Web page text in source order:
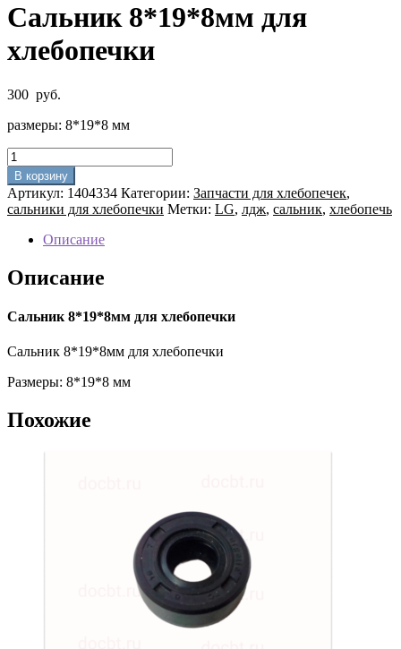
Сальник 8*19*8мм для
хлебопечки
300 руб.
размеры: 8*19*8 мм
Количество
товара
Сальник
8*19*8мм
для
хлебопечки
В корзину
Артикул: 1404334 Категории: Запчасти для хлебопечек,
сальники для хлебопечки Метки: LG, лдж, сальник, хлебопечь
Описание
Описание
Сальник 8*19*8мм для хлебопечки
Сальник 8*19*8мм для хлебопечки
Размеры: 8*19*8 мм
Похожие